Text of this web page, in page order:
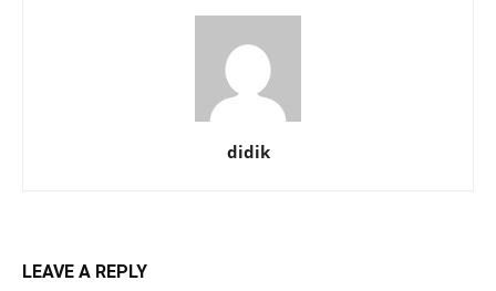
didik
LEAVE A REPLY